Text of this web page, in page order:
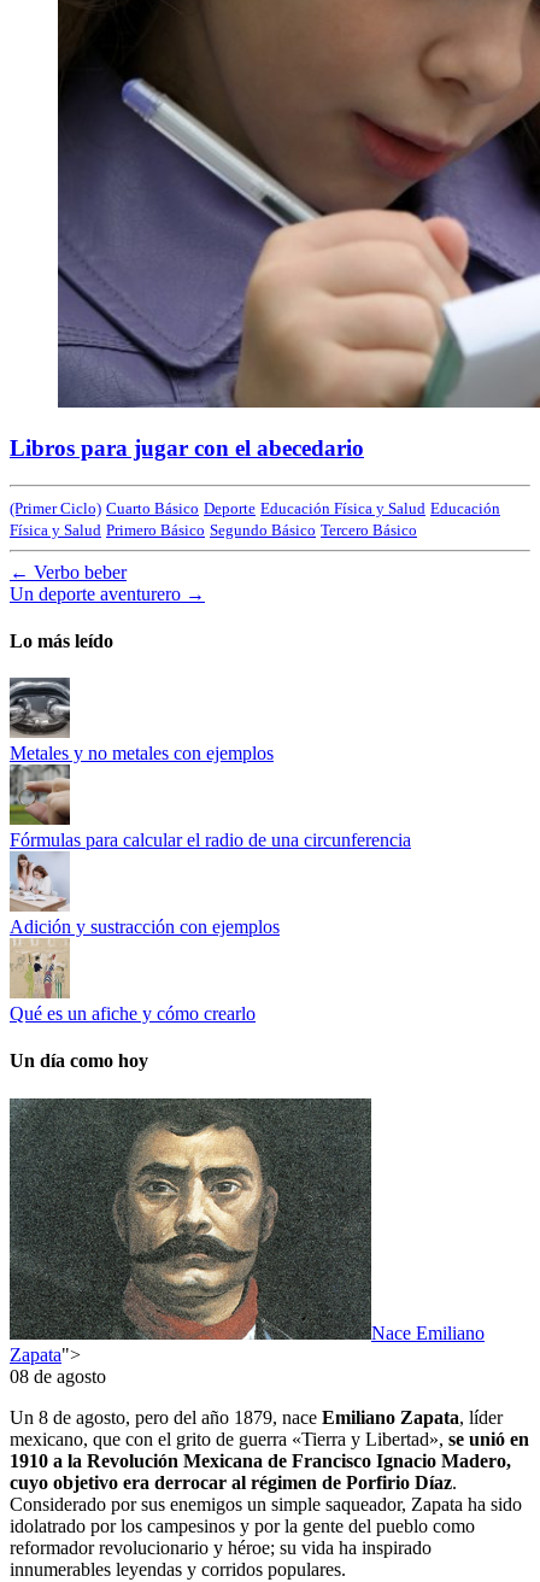
Libros para jugar con el abecedario
(Primer Ciclo) Cuarto Básico Deporte Educación Física y Salud Educación
Física y Salud Primero Básico Segundo Básico Tercero Básico
← Verbo beber
Un deporte aventurero →
Lo más leído
Metales y no metales con ejemplos
Fórmulas para calcular el radio de una circunferencia
Adición y sustracción con ejemplos
Qué es un afiche y cómo crearlo
Un día como hoy
Nace Emiliano
Zapata">
08 de agosto
Un 8 de agosto, pero del año 1879, nace Emiliano Zapata, líder
mexicano, que con el grito de guerra «Tierra y Libertad», se unió en
1910 a la Revolución Mexicana de Francisco Ignacio Madero,
cuyo objetivo era derrocar al régimen de Porfirio Díaz.
Considerado por sus enemigos un simple saqueador, Zapata ha sido
idolatrado por los campesinos y por la gente del pueblo como
reformador revolucionario y héroe; su vida ha inspirado
innumerables leyendas y corridos populares.